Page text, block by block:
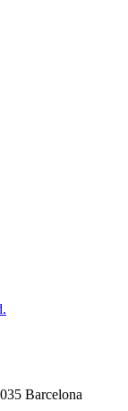
Barcelona